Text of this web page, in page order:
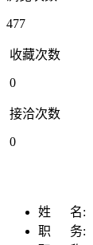
477
收藏次数
0
接洽次数
0
姓 名:
职 务: